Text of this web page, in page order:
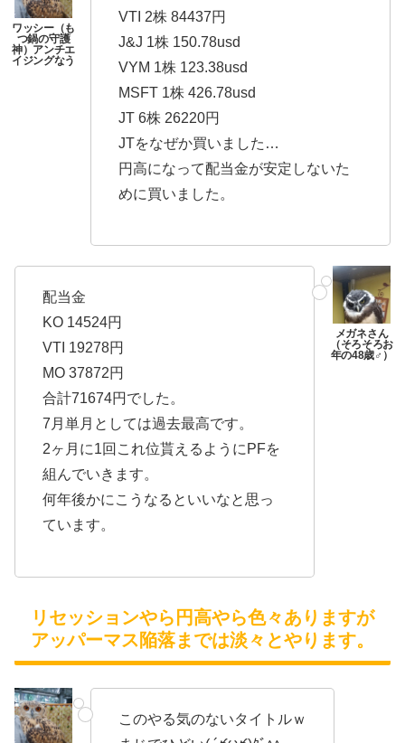
VTI 2株 84437円
J&J 1株 150.78usd
VYM 1株 123.38usd
MSFT 1株 426.78usd
JT 6株 26220円
JTをなぜか買いました…
円高になって配当金が安定しないた
めに買いました。
配当金
KO 14524円
VTI 19278円
MO 37872円
合計71674円でした。
7月単月としては過去最高です。
2ヶ月に1回これ位貰えるようにPFを
組んでいきます。
何年後かにこうなるといいなと思っ
ています。
リセッションやら円高やら色々ありますが
アッパーマス陥落までは淡々とやります。
このやる気のないタイトルｗ